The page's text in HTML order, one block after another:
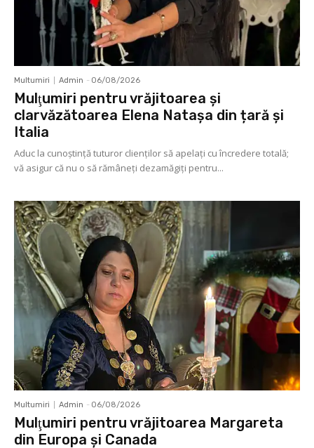
Multumiri Admin - 06/08/2026
Mulţumiri pentru vrăjitoarea și
clarvăzătoarea Elena Natașa din țară și
Italia
Aduc la cunoştinţă tuturor clienţilor să apelaţi cu încredere totală;
vă asigur că nu o să rămâneţi dezamăgiţi pentru...
Multumiri Admin - 06/08/2026
Mulţumiri pentru vrăjitoarea Margareta
din Europa și Canada